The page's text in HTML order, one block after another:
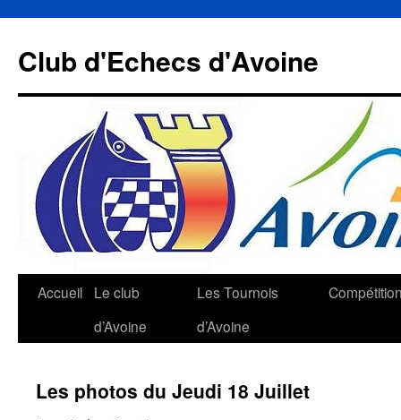
contenu
Club d'Echecs d'Avoine
Accueil
Le club
d’Avoine
Les Tournois
d’Avoine
Les photos du Jeudi 18 Juillet